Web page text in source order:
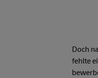
Doch
fehlte